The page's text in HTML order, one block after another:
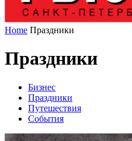
Home Праздники
Праздники
Бизнес
Праздники
Путешествия
События